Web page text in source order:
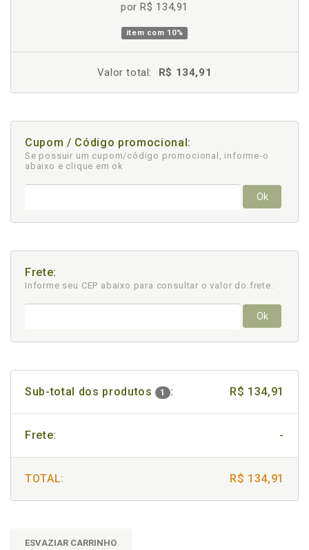
por R$ 134,91
item com 10%
Valor total: R$ 134,91
Cupom / Código promocional:
Se possuir um cupom/código promocional, informe-o
abaixo e clique em ok
Ok
Frete:
Informe seu CEP abaixo para consultar o valor do frete.
Ok
Sub-total dos produtos 1 : R$ 134,91
Frete: -
TOTAL: R$ 134,91
ESVAZIAR CARRINHO